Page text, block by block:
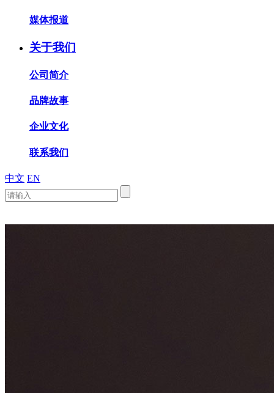
媒体报道
关于我们
公司简介
品牌故事
企业文化
联系我们
中文 EN